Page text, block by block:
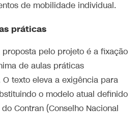
de mobilidade individual.
práticas
pelo projeto é a fixação
de aulas práticas
O texto eleva a exigência para
o modelo atual definido
Contran (Conselho Nacional